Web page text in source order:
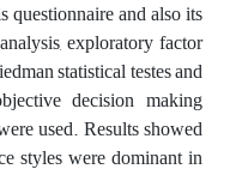
and also its
exploratory factor
statistical testes and
decision making
used. Results showed
styles were dominant in